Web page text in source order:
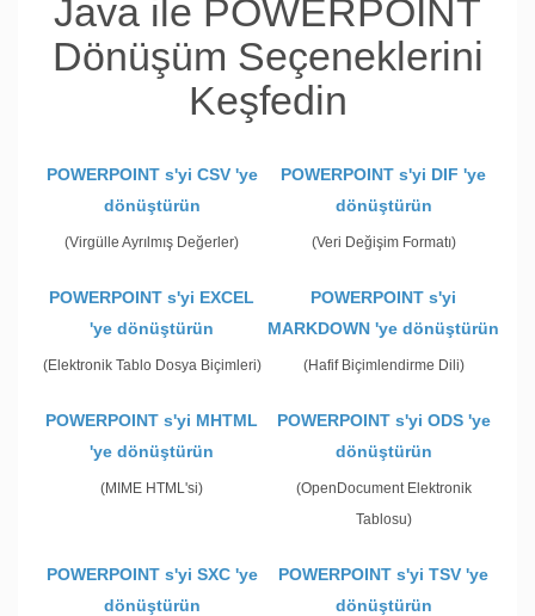
Java ile POWERPOINT
Dönüşüm Seçeneklerini
Keşfedin
POWERPOINT s'yi CSV 'ye
dönüştürün
(Virgülle Ayrılmış Değerler)
POWERPOINT s'yi DIF 'ye
dönüştürün
(Veri Değişim Formatı)
POWERPOINT s'yi EXCEL
'ye dönüştürün
(Elektronik Tablo Dosya Biçimleri)
POWERPOINT s'yi
MARKDOWN 'ye dönüştürün
(Hafif Biçimlendirme Dili)
POWERPOINT s'yi MHTML
'ye dönüştürün
(MIME HTML'si)
POWERPOINT s'yi ODS 'ye
dönüştürün
(OpenDocument Elektronik
Tablosu)
POWERPOINT s'yi SXC 'ye
dönüştürün
POWERPOINT s'yi TSV 'ye
dönüştürün